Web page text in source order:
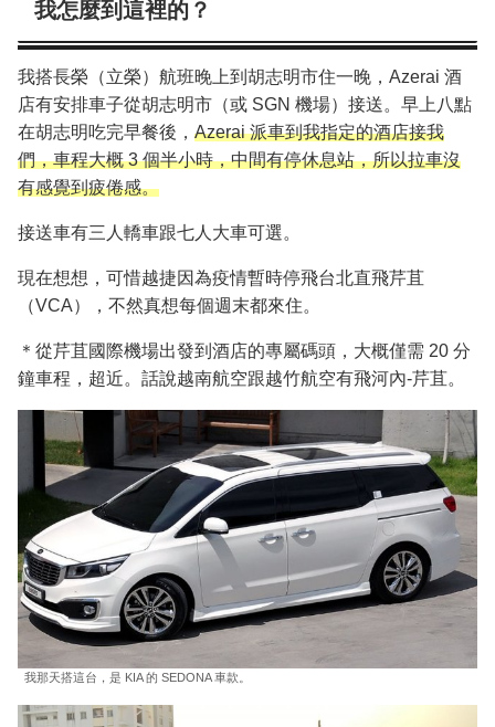
我怎麼到這裡的？
我搭長榮（立榮）航班晚上到胡志明市住一晚，Azerai 酒
店有安排車子從胡志明市（或 SGN 機場）接送。早上八點
在胡志明吃完早餐後， Azerai 派車到我指定的酒店接我
們，車程大概 3 個半小時，中間有停休息站，所以拉車沒
有感覺到疲倦感。
接送車有三人轎車跟七人大車可選。
現在想想，可惜越捷因為疫情暫時停飛台北直飛芹苴
（VCA），不然真想每個週末都來住。
＊從芹苴國際機場出發到酒店的專屬碼頭，大概僅需 20 分
鐘車程，超近。話說越南航空跟越竹航空有飛河內-芹苴。
我那天搭這台，是 KIA 的 SEDONA 車款。